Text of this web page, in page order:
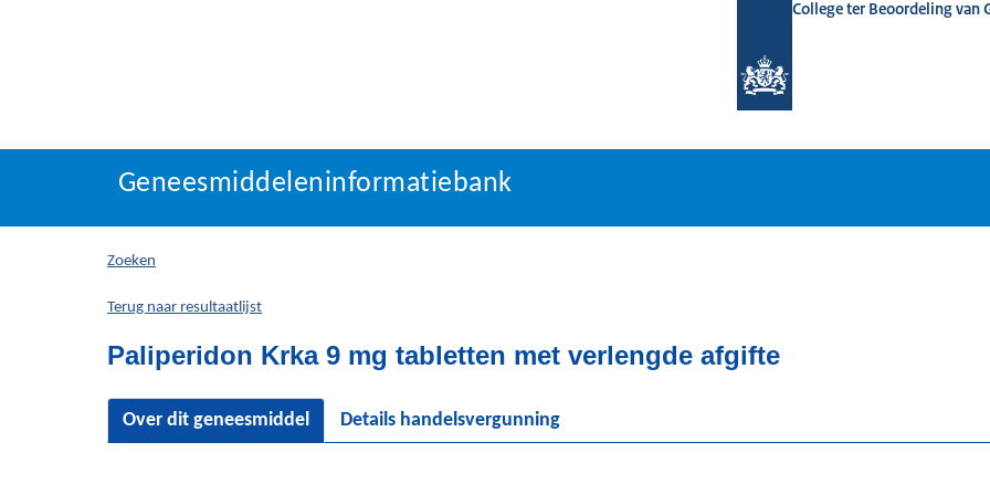
College ter Beoordeling van
Geneesmiddeleninformatiebank
U
hier:
Geneesmiddeleninformatiebank
Zoeken
Terug naar resultaatlijst
Paliperidon Krka 9 mg tabletten met verlengde afgifte
Over dit geneesmiddel Details handelsvergunning